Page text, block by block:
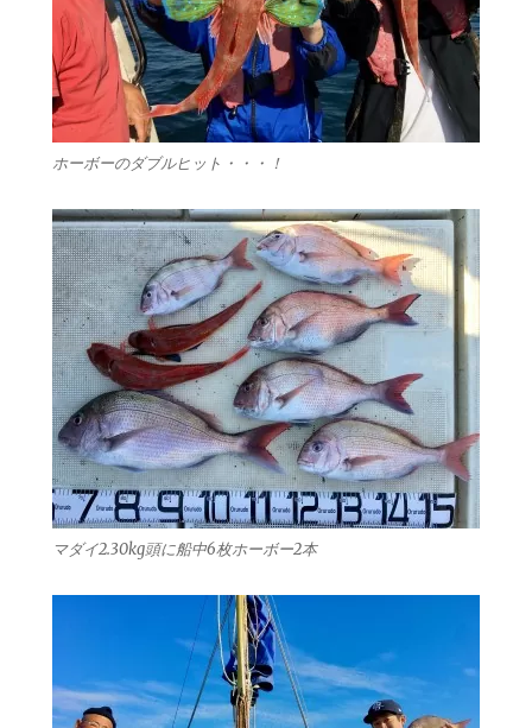
ホーボーのダブルヒット・・・！
マダイ2.30kg頭に船中6枚ホーボー2本